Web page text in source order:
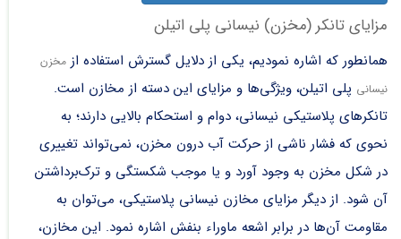
مزایای تانکر (مخزن) نیسانی پلی اتیلن
همانطور که اشاره نمودیم، یکی از دلایل گسترش استفاده از مخزن
نیسانی پلی اتیلن، ویژگی‌ها و مزایای این دسته از مخازن است.
تانکر‌های پلاستیکی نیسانی، دوام و استحکام بالایی دارند؛ به
نحوی که فشار ناشی از حرکت آب درون مخزن، نمی‌تواند تغییری
در شکل مخزن به وجود آورد و یا موجب شکستگی و ترک‌برداشتن
آن شود. از دیگر مزایای مخازن نیسانی پلاستیکی، می‌توان به
مقاومت آن‌ها در برابر اشعه ماوراء بنفش اشاره نمود. این مخازن،